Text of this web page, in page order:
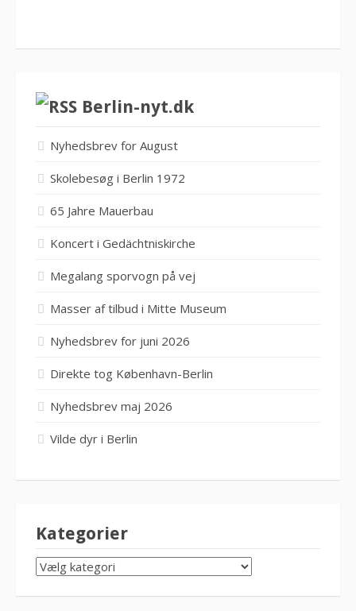
Berlin-nyt.dk
Nyhedsbrev for August
Skolebesøg i Berlin 1972
65 Jahre Mauerbau
Koncert i Gedächtniskirche
Megalang sporvogn på vej
Masser af tilbud i Mitte Museum
Nyhedsbrev for juni 2026
Direkte tog København-Berlin
Nyhedsbrev maj 2026
Vilde dyr i Berlin
Kategorier
KATEGORIER